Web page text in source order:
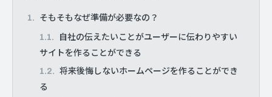
そもそもなぜ準備が必要なの？
自社の伝えたいことがユーザーに伝わりやすい
サイトを作ることができる
将来後悔しないホームページを作ることができ
る